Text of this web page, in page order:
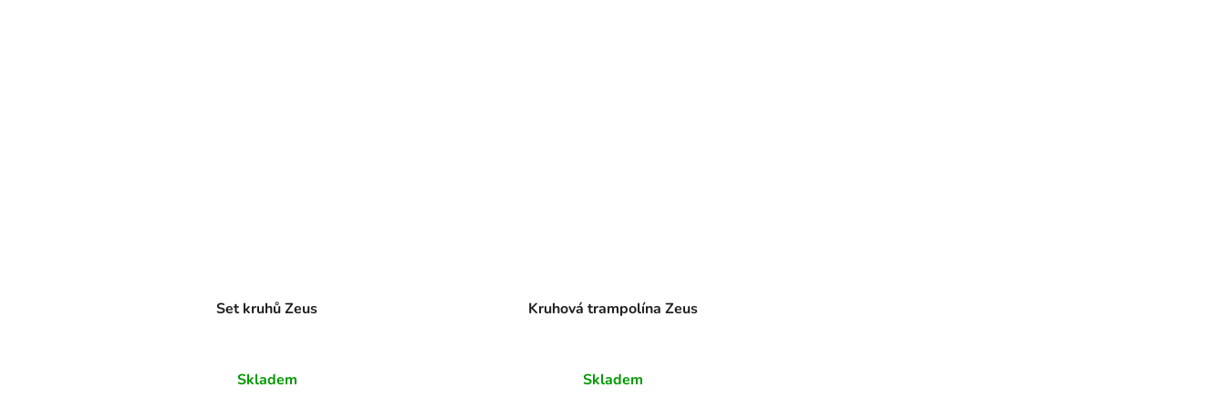
Set kruhů Zeus
Skladem
Kruhová trampolína Zeus
Skladem